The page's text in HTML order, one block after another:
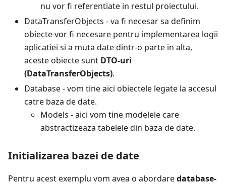
nu vor fi referentiate in restul proiectului.
DataTransferObjects - va fi necesar sa definim
obiecte vor fi necesare pentru implementarea logii
aplicatiei si a muta date dintr-o parte in alta,
aceste obiecte sunt DTO-uri
(DataTransferObjects).
Database - vom tine aici obiectele legate la accesul
catre baza de date.
Models - aici vom tine modelele care
abstractizeaza tabelele din baza de date.
Initializarea bazei de date
Pentru acest exemplu vom avea o abordaredatabase-